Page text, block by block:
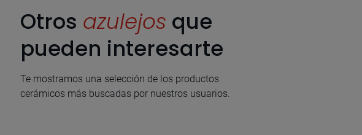
Otros azulejos que
pueden interesarte
Te mostramos una selección de los productos
cerámicos más buscadas por nuestros usuarios.